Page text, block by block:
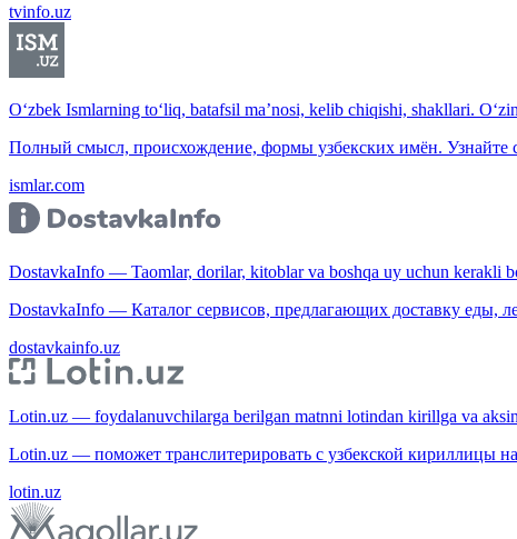
tvinfo.uz
O‘zbek Ismlarning to‘liq, batafsil ma’nosi, kelib chiqishi, shakllari.
Полный смысл, происхождение, формы узбекских имён. Узнайте
ismlar.com
DostavkaInfo — Taomlar, dorilar, kitoblar va boshqa uy uchun kerakli
DostavkaInfo — Каталог сервисов, предлагающих доставку еды,
dostavkainfo.uz
Lotin.uz — foydalanuvchilarga berilgan matnni lotindan kirillga va
Lotin.uz — поможет транслитерировать с узбекской кириллицы
lotin.uz